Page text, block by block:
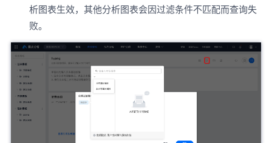
析图表生效，其他分析图表会因过滤条件不匹配而查询失
败。